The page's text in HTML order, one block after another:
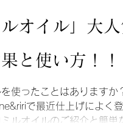
ルオイル」大
と使い方！！
使ったことはありますか
で最近仕上げによく
ルオイルのご紹介と簡単